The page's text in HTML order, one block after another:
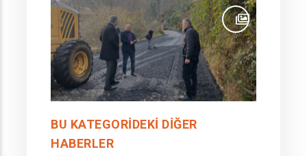
BU KATEGORIDEKI DIĞER
HABERLER